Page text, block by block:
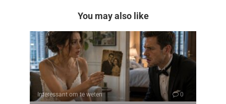
You may also like
Interessant om te weten 0